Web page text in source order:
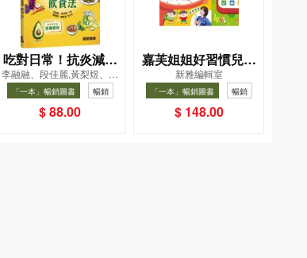
吃對日常！抗炎減糖
飲食法
李融融、段佳麗,黃梨煜、顧
凱辰
「一本」暢銷圖書 暢銷
$ 88.00
嘉芙姐姐好習慣兒歌
小手機
新雅編輯室
「一本」暢銷圖書 暢銷
$ 148.00